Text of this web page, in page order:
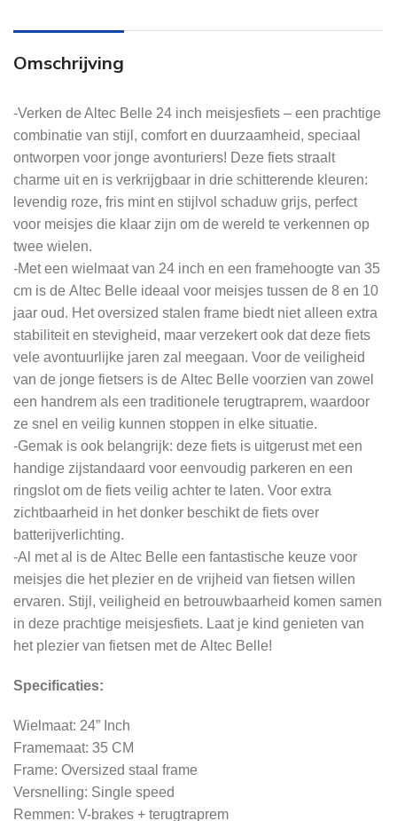
Omschrijving
-Verken de Altec Belle 24 inch meisjesfiets – een prachtige
combinatie van stijl, comfort en duurzaamheid, speciaal
ontworpen voor jonge avonturiers! Deze fiets straalt
charme uit en is verkrijgbaar in drie schitterende kleuren:
levendig roze, fris mint en stijlvol schaduw grijs, perfect
voor meisjes die klaar zijn om de wereld te verkennen op
twee wielen.
-Met een wielmaat van 24 inch en een framehoogte van 35
cm is de Altec Belle ideaal voor meisjes tussen de 8 en 10
jaar oud. Het oversized stalen frame biedt niet alleen extra
stabiliteit en stevigheid, maar verzekert ook dat deze fiets
vele avontuurlijke jaren zal meegaan. Voor de veiligheid
van de jonge fietsers is de Altec Belle voorzien van zowel
een handrem als een traditionele terugtraprem, waardoor
ze snel en veilig kunnen stoppen in elke situatie.
-Gemak is ook belangrijk: deze fiets is uitgerust met een
handige zijstandaard voor eenvoudig parkeren en een
ringslot om de fiets veilig achter te laten. Voor extra
zichtbaarheid in het donker beschikt de fiets over
batterijverlichting.
-Al met al is de Altec Belle een fantastische keuze voor
meisjes die het plezier en de vrijheid van fietsen willen
ervaren. Stijl, veiligheid en betrouwbaarheid komen samen
in deze prachtige meisjesfiets. Laat je kind genieten van
het plezier van fietsen met de Altec Belle!
Specificaties:
Wielmaat: 24” Inch
Framemaat: 35 CM
Frame: Oversized staal frame
Versnelling: Single speed
Remmen: V-brakes + terugtraprem